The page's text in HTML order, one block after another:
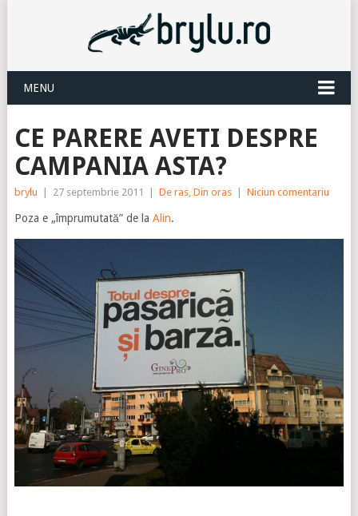
MENU
CE PARERE AVETI DESPRE
CAMPANIA ASTA?
brylu 27 septembrie 2011 De ras, Din oras Niciun comentariu
Poza e „împrumutată” de la Alin.